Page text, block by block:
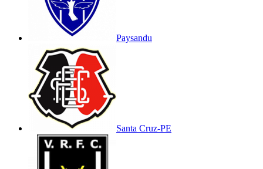
Paysandu
Santa Cruz-PE